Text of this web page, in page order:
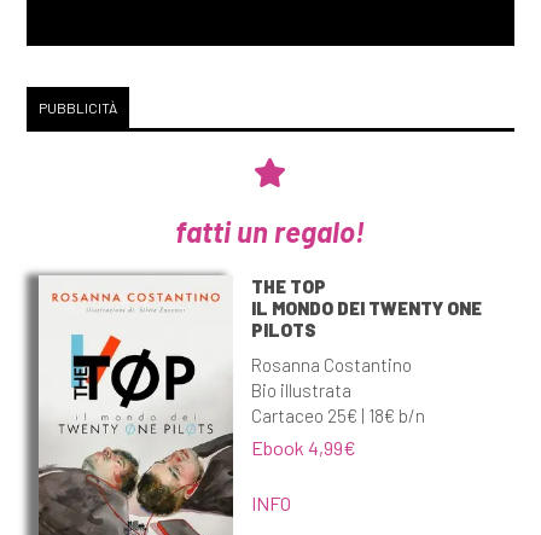
PUBBLICITÀ
fatti un regalo!
THE TOP
IL MONDO DEI TWENTY ONE
PILOTS
Rosanna Costantino
Bio illustrata
Cartaceo 25€ | 18€ b/n
Ebook 4,99€
INFO